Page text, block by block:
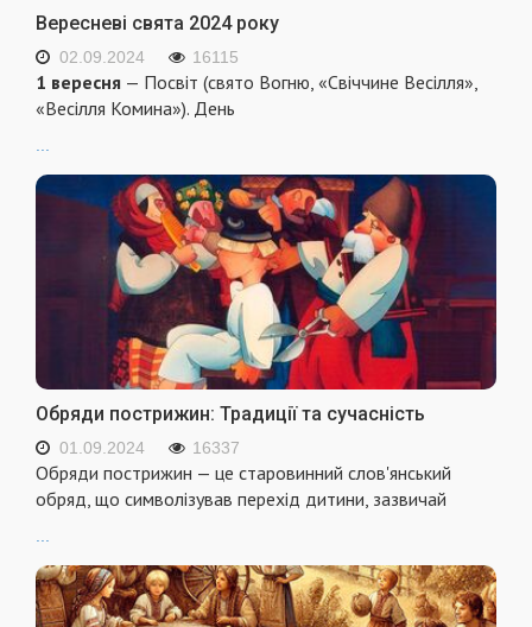
Вересневі свята 2024 року
02.09.2024 16115
1 вересня — Посвіт (свято Вогню, «Свіччине Весілля»,
«Весілля Комина»). День
...
Обряди пострижин: Традиції та сучасність
01.09.2024 16337
Обряди пострижин — це старовинний слов'янський
обряд, що символізував перехід дитини, зазвичай